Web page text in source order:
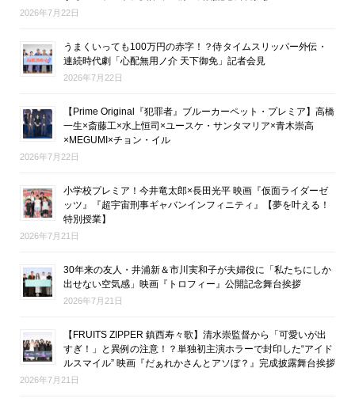
2026年7月22日
うまくいっても100万円の赤字！？侍タイムスリッパー外伝・
連続時代劇「心配無用ノ介 天下御免」記者会見
2026年7月22日
【Prime Original『犯罪者』ブルーカーペット・プレミア】高橋
一生×斎藤工×水上恒司×ユースケ・サンタマリア×青木崇高
×MEGUMI×チョン・イル
2026年7月22日
小学校プレミア！今井竜太郎×長田光平 映画『仮面ライダーゼ
ッツ』『超宇宙刑事ギャバンインフィニティ』【夢を叶える！
特別授業】
2026年7月21日
30年来の友人・井浦新＆市川実和子が夫婦役に「私たちにしか
出せない空気感」映画『トロフィー』公開記念舞台挨拶
2026年7月21日
【FRUITS ZIPPER 鎮西寿々歌】清水崇監督から「可愛いが出
すぎ！」と異例の注意！？単独初主演ホラーで封印した“アイド
ルスマイル” 映画『だぁれかさんとアソぼ？』完成披露舞台挨拶
2026年7月21日